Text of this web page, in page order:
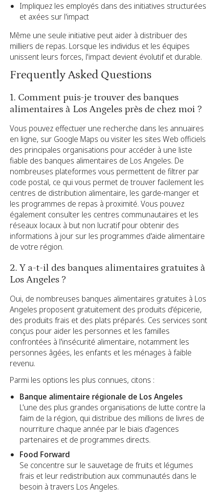
Impliquez les employés dans des initiatives structurées
et axées sur l'impact
Même une seule initiative peut aider à distribuer des
milliers de repas. Lorsque les individus et les équipes
unissent leurs forces, l'impact devient évolutif et durable.
Frequently Asked Questions
1. Comment puis-je trouver des banques
alimentaires à Los Angeles près de chez moi ?
Vous pouvez effectuer une recherche dans les annuaires
en ligne, sur Google Maps ou visiter les sites Web officiels
des principales organisations pour accéder à une liste
fiable des banques alimentaires de Los Angeles. De
nombreuses plateformes vous permettent de filtrer par
code postal, ce qui vous permet de trouver facilement les
centres de distribution alimentaire, les garde-manger et
les programmes de repas à proximité. Vous pouvez
également consulter les centres communautaires et les
réseaux locaux à but non lucratif pour obtenir des
informations à jour sur les programmes d'aide alimentaire
de votre région.
2. Y a-t-il des banques alimentaires gratuites à
Los Angeles ?
Oui, de nombreuses banques alimentaires gratuites à Los
Angeles proposent gratuitement des produits d'épicerie,
des produits frais et des plats préparés. Ces services sont
conçus pour aider les personnes et les familles
confrontées à l'insécurité alimentaire, notamment les
personnes âgées, les enfants et les ménages à faible
revenu.
Parmi les options les plus connues, citons :
Banque alimentaire régionale de Los Angeles
L'une des plus grandes organisations de lutte contre la
faim de la région, qui distribue des millions de livres de
nourriture chaque année par le biais d'agences
partenaires et de programmes directs.
Food Forward
Se concentre sur le sauvetage de fruits et légumes
frais et leur redistribution aux communautés dans le
besoin à travers Los Angeles.